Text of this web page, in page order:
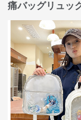
痛バッグリュッ